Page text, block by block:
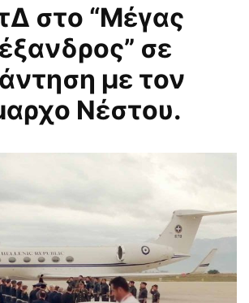
στο “Μέγας
σε
με τον
Νέστου.